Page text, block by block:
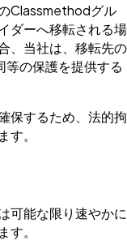
Classmethodグル
ダーへ移転される場
、当社は、移転先の
等の保護を提供する
保するため、法的拘
。
可能な限り速やかに
。